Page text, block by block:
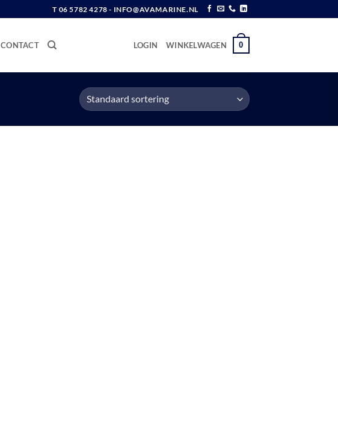
T 06 5782 4278 - INFO@AVAMARINE.NL
CONTACT LOGIN WINKELWAGEN 0